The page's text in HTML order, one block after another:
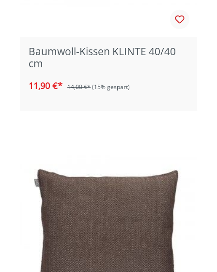
Baumwoll-Kissen KLINTE 40/40
cm
11,90 €* 14,00 €*(15% gespart)